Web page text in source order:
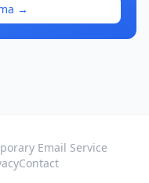
→
Email Service
Contact